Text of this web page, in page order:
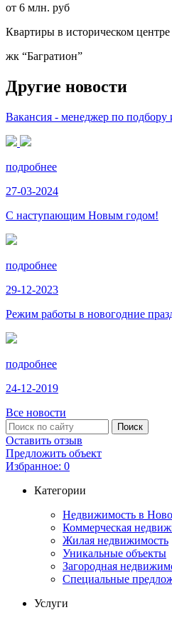
от 6 млн. руб
Квартиры в историческом центре
жк “Багратион”
Другие новости
Вакансия - менеджер по подбору
подробнее
27-03-2024
С наступающим Новым годом!
подробнее
29-12-2023
Режим работы в новогодние
подробнее
24-12-2019
Все новости
Оставить отзыв
Предложить объект
Избранное: 0
Категории
Недвижимость в
Коммерческая
Жилая недвижимость
Уникальные объекты
Загородная
Специальные
Услуги